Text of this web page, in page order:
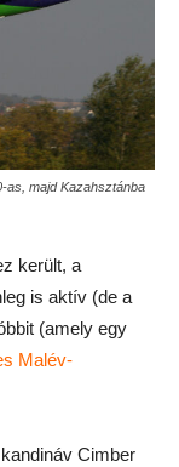
as, majd Kazahsztánba
került, a
is aktív (de a
(amely egy
Malév-
Cimber